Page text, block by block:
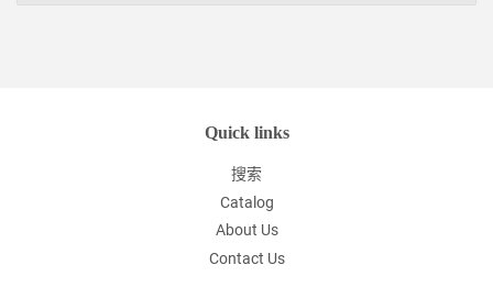
Quick links
搜索
Catalog
About Us
Contact Us